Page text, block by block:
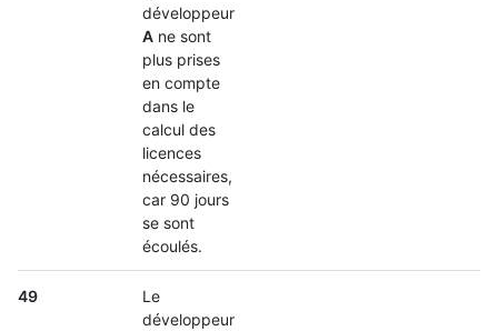
développeur
A ne sont
plus prises
en compte
dans le
calcul des
licences
nécessaires,
car 90 jours
se sont
écoulés.
49
Le
développeur